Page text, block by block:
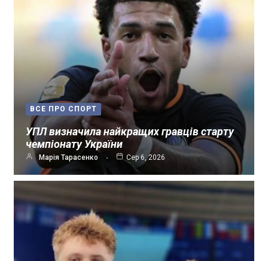
ВСЕ ПРО СПОРТ
УПЛ визначила найкращих гравців старту
чемпіонату України
Марія Тарасенко Сер 6, 2026